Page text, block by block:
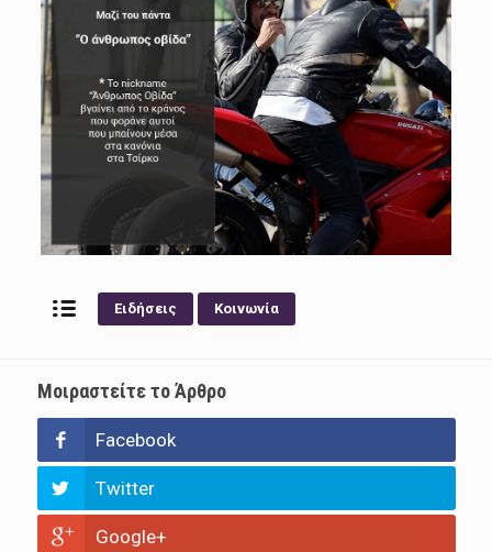
Ειδήσεις Κοινωνία
Μοιραστείτε το Άρθρο
Facebook
Twitter
Google+